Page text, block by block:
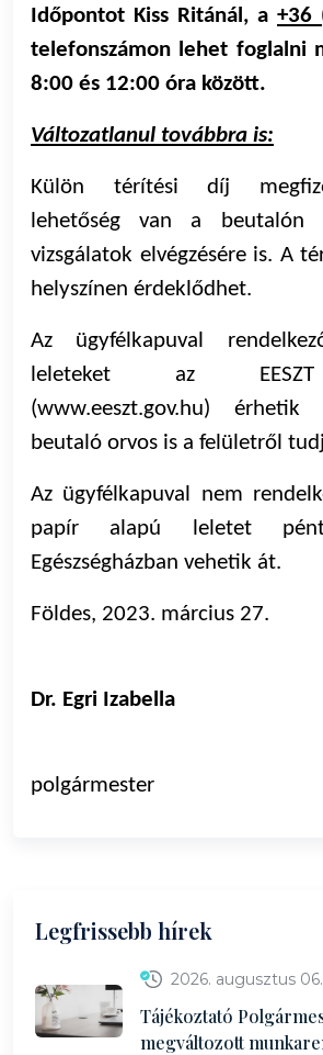
Időpontot Kiss Ritánál, a +36
telefonszámon lehet foglalni
8:00 és 12:00 óra között.
Változatlanul továbbra is:
Külön térítési díj
lehetőség van a beutalón
vizsgálatok elvégzésére is. A
helyszínen érdeklődhet.
Az ügyfélkapuval
leleteket az
(www.eeszt.gov.hu) érhetik
beutaló orvos is a felületről
Az ügyfélkapuval nem
papír alapú leletet
Egészségházban vehetik át.
Földes, 2023. március 27.
Dr. Egri Izabella
polgármester
Legfrissebb hírek
2026. augusztus 06.
Tájékoztató
megváltozott